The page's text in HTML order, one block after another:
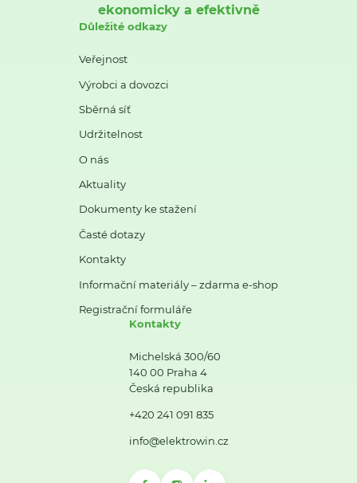
ekonomicky a efektivně
Důležité odkazy
Veřejnost
Výrobci a dovozci
Sběrná síť
Udržitelnost
O nás
Aktuality
Dokumenty ke stažení
Časté dotazy
Kontakty
Informační materiály – zdarma e-shop
Registrační formuláře
Kontakty
Michelská 300/60
140 00 Praha 4
Česká republika
+420 241 091 835
info@elektrowin.cz